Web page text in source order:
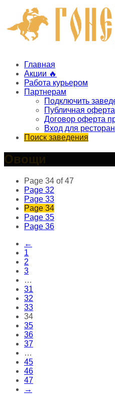
Главная
Акции 🔥
Работа курьером
Партнерам
Подключить
Публичная
Договор оферта
Вход для
Поиск заведения
Овощи
Page 34 of 47
Page 32
Page 33
Page 34
Page 35
Page 36
←
1
2
3
…
31
32
33
34
35
36
37
…
45
46
47
→